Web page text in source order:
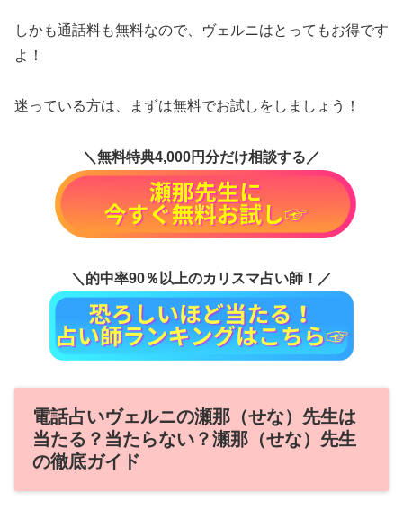
しかも通話料も無料なので、ヴェルニはとってもお得です
よ！
迷っている方は、まずは無料でお試しをしましょう！
＼無料特典4,000円分だけ相談する／
＼的中率90％以上のカリスマ占い師！／
電話占いヴェルニの瀬那（せな）先生は
当たる？当たらない？瀬那（せな）先生
の徹底ガイド